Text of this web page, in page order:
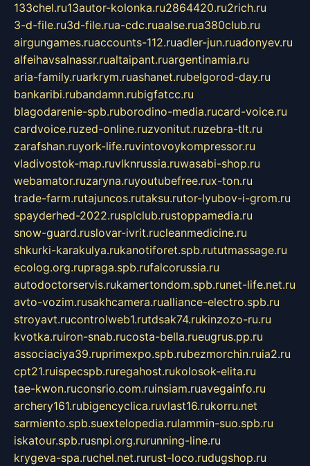
133chel.ru13autor-kolonka.ru2864420.ru2rich.ru
3-d-file.ru3d-file.rua-cdc.ruaalse.rua380club.ru
airgungames.ruaccounts-112.ruadler-jun.ruadonyev.ru
alfeihavsalnassr.rualtaipant.ruargentinamia.ru
aria-family.ruarkrym.ruashanet.rubelgorod-day.ru
bankaribi.rubandamn.rubigfatcc.ru
blagodarenie-spb.ruborodino-media.rucard-voice.ru
cardvoice.ruzed-online.ruzvonitut.ruzebra-tlt.ru
zarafshan.ruyork-life.ruvintovoykompressor.ru
vladivostok-map.ruvlknrussia.ruwasabi-shop.ru
webamator.ruzaryna.ruyoutubefree.rux-ton.ru
trade-farm.rutajuncos.rutaksu.rutor-lyubov-i-grom.ru
spayderhed-2022.rusplclub.rustoppamedia.ru
snow-guard.ruslovar-ivrit.rucleanmedicine.ru
shkurki-karakulya.rukanotiforet.spb.rututmassage.ru
ecolog.org.rupraga.spb.rufalcorussia.ru
autodoctorservis.rukamertondom.spb.runet-life.net.ru
avto-vozim.rusakhcamera.rualliance-electro.spb.ru
stroyavt.rucontrolweb1.rutdsak74.rukinzozo-ru.ru
kvotka.ruiron-snab.rucosta-bella.rueugrus.pp.ru
associaciya39.ruprimexpo.spb.rubezmorchin.ruia2.ru
cpt21.ruispecspb.ruregahost.rukolosok-elita.ru
tae-kwon.ruconsrio.com.ruinsiam.ruavegainfo.ru
archery161.rubigencyclica.ruvlast16.rukorru.net
sarmiento.spb.suextelopedia.rulammin-suo.spb.ru
iskatour.spb.rusnpi.org.rurunning-line.ru
krygeva-spa.ruchel.net.rurust-loco.rudugshop.ru